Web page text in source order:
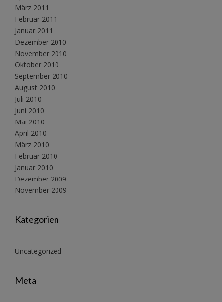
März 2011
Februar 2011
Januar 2011
Dezember 2010
November 2010
Oktober 2010
September 2010
August 2010
Juli 2010
Juni 2010
Mai 2010
April 2010
März 2010
Februar 2010
Januar 2010
Dezember 2009
November 2009
Kategorien
Uncategorized
Meta